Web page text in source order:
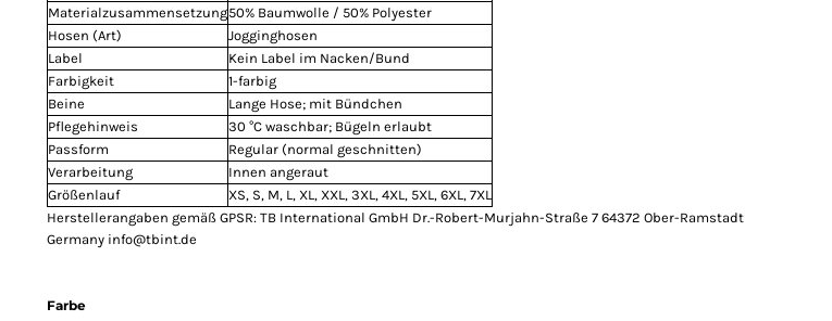
Materialzusammensetzung50% Baumwolle / 50% Polyester
Hosen (Art)
Jogginghosen
Label
Kein Label im Nacken/Bund
Farbigkeit
1-farbig
Beine
Lange Hose; mit Bündchen
Pflegehinweis
30 °C waschbar; Bügeln erlaubt
Passform
Regular (normal geschnitten)
Verarbeitung
Innen angeraut
Größenlauf
XS, S, M, L, XL, XXL, 3XL, 4XL, 5XL, 6XL, 7XL
Herstellerangaben gemäß GPSR: TB International GmbH Dr.-Robert-Murjahn-Straße 7 64372 Ober-Ramstadt
Germany info@tbint.de
Farbe